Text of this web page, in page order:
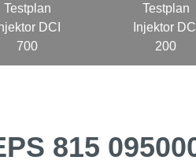
Testplan
DCI
700
Testplan
Injektor DCI
200
815